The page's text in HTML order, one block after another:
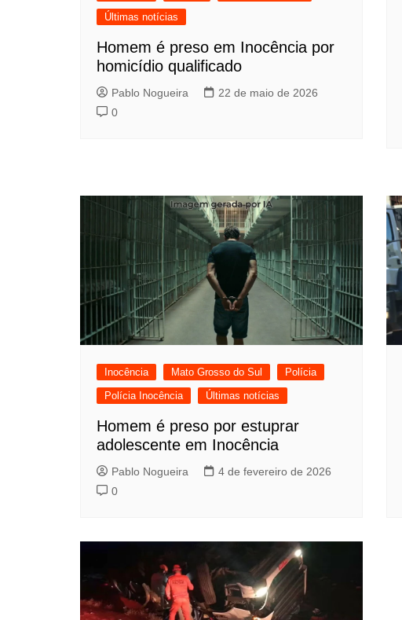
Últimas notícias
Homem é preso em Inocência por
homicídio qualificado
Pablo Nogueira
22 de maio de 2026
0
Inocência Mato Grosso do Sul
Polícia
Polícia Inocência
Últimas notícias
Homem é preso por estuprar
adolescente em Inocência
Pablo Nogueira
4 de fevereiro de 2026
0